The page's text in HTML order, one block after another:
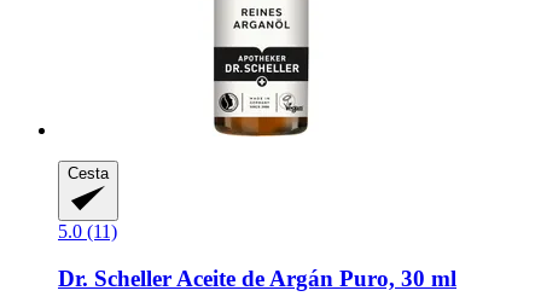
Cesta
5.0 (11)
Dr. Scheller Aceite de Argán Puro, 30 ml